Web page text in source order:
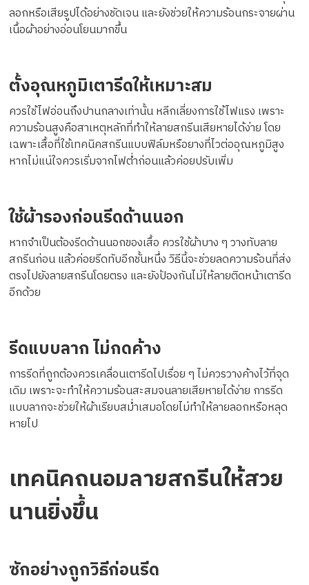
ลอกหรือเสียรูปได้อย่างชัดเจน และยังช่วยให้ความร้อนกระจายผ่าน
เนื้อผ้าอย่างอ่อนโยนมากขึ้น
ตั้งอุณหภูมิเตารีดให้เหมาะสม
ควรใช้ไฟอ่อนถึงปานกลางเท่านั้น หลีกเลี่ยงการใช้ไฟแรง เพราะ
ความร้อนสูงคือสาเหตุหลักที่ทำให้ลายสกรีนเสียหายได้ง่าย โดย
เฉพาะเสื้อที่ใช้เทคนิคสกรีนแบบฟิล์มหรือยางที่ไวต่ออุณหภูมิสูง
หากไม่แน่ใจควรเริ่มจากไฟต่ำก่อนแล้วค่อยปรับเพิ่ม
ใช้ผ้ารองก่อนรีดด้านนอก
หากจำเป็นต้องรีดด้านนอกของเสื้อ ควรใช้ผ้าบาง ๆ วางทับลาย
สกรีนก่อน แล้วค่อยรีดทับอีกชั้นหนึ่ง วิธีนี้จะช่วยลดความร้อนที่ส่ง
ตรงไปยังลายสกรีนโดยตรง และยังป้องกันไม่ให้ลายติดหน้าเตารีด
อีกด้วย
รีดแบบลาก ไม่กดค้าง
การรีดที่ถูกต้องควรเคลื่อนเตารีดไปเรื่อย ๆ ไม่ควรวางค้างไว้ที่จุด
เดิม เพราะจะทำให้ความร้อนสะสมจนลายเสียหายได้ง่าย การรีด
แบบลากจะช่วยให้ผ้าเรียบสม่ำเสมอโดยไม่ทำให้ลายลอกหรือหลุด
หายไป
เทคนิคถนอมลายสกรีนให้สวย
นานยิ่งขึ้น
ซักอย่างถูกวิธีก่อนรีด